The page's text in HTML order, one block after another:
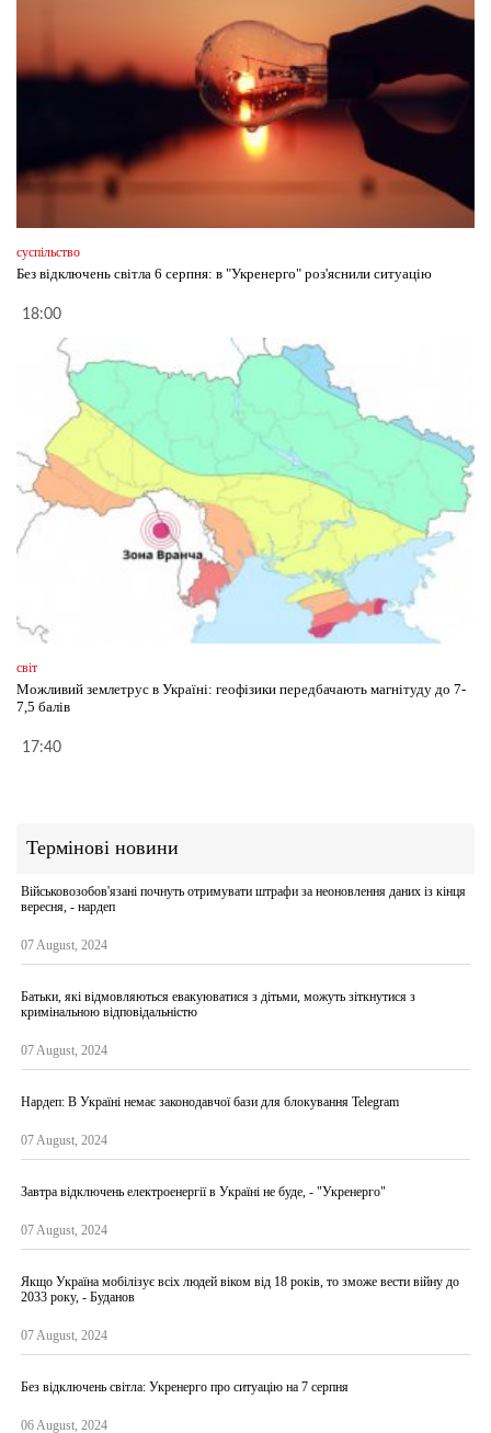
суспільство
Без відключень світла 6 серпня: в "Укренерго" роз'яснили ситуацію
18:00
світ
Можливий землетрус в Україні: геофізики передбачають магнітуду до 7-
7,5 балів
17:40
Термінові новини
Військовозобов'язані почнуть отримувати штрафи за неоновлення даних із кінця
вересня, - нардеп
07 August, 2024
Батьки, які відмовляються евакуюватися з дітьми, можуть зіткнутися з
кримінальною відповідальністю
07 August, 2024
Нардеп: В Україні немає законодавчої бази для блокування Telegram
07 August, 2024
Завтра відключень електроенергії в Україні не буде, - "Укренерго"
07 August, 2024
Якщо Україна мобілізує всіх людей віком від 18 років, то зможе вести війну до
2033 року, - Буданов
07 August, 2024
Без відключень світла: Укренерго про ситуацію на 7 серпня
06 August, 2024